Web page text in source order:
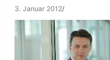
3. Januar 2012